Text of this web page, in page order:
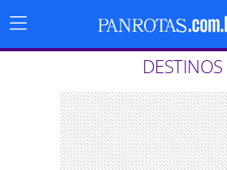
Menu
Principal
DESTINOS